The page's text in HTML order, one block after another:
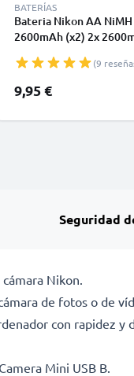
BATERÍAS
Bateria Nikon AA
2600mAh (x2) 2x
Batería recargable para
Nikon Coolpix L830
Coolpix L330 Coolpix
(9
9,95 €
Seguridad
Nikon.
de fotos o de
con rapidez y
Mini USB B.